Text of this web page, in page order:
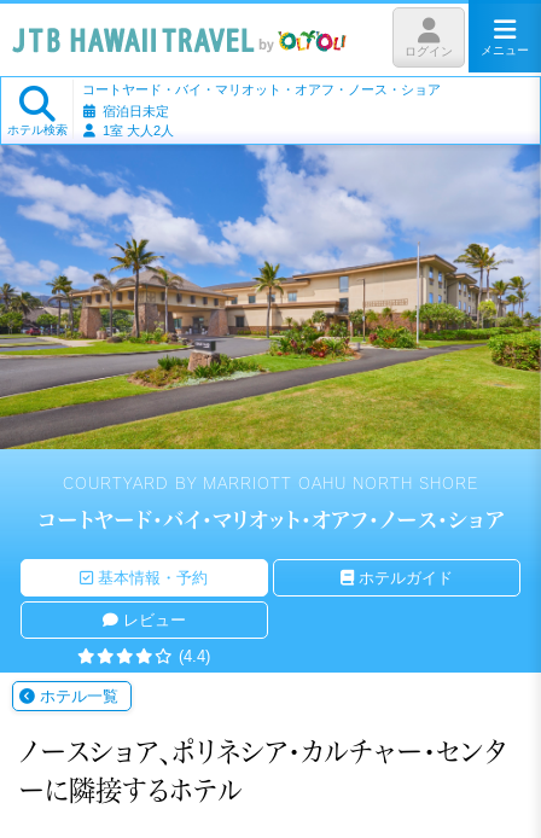
ホテル検索
コートヤード・バイ・マリオット・オアフ・ノース・ショア
宿泊日未定
1室 大人2人
ログイン メニュー
COURTYARD BY MARRIOTT OAHU NORTH SHORE
コートヤード・バイ・マリオット・オアフ・ノース・ショア
基本情報・予約 ホテルガイド
レビュー
(4.4)
ホテル一覧
ノースショア、ポリネシア・カルチャー・センタ
ーに隣接するホテル